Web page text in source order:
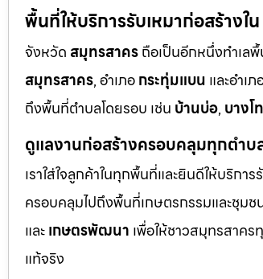
พื้นที่ให้บริการรับเหมาก่อสร้างใ
จังหวัด สมุทรสาครถือเป็นอีกหนึ่งทำเล
สมุทรสาคร, อำเภอกระทุ่มแบน และอำเภ
ถึงพื้นที่ตำบลโดยรอบ เช่น บ้านบ่อ, บางโ
ดูแลงานก่อสร้างครอบคลุมทุกตำบ
เราใส่ใจลูกค้าในทุกพื้นที่และยินดีให้บริการ
ครอบคลุมไปถึงพื้นที่เกษตรกรรมและชุม
และเกษตรพัฒนา เพื่อให้ชาวสมุทรสาค
แท้จริง